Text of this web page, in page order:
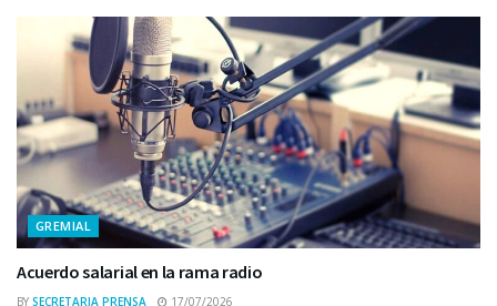
GREMIAL
Acuerdo salarial en la rama radio
BY SECRETARIA PRENSA 17/07/2026